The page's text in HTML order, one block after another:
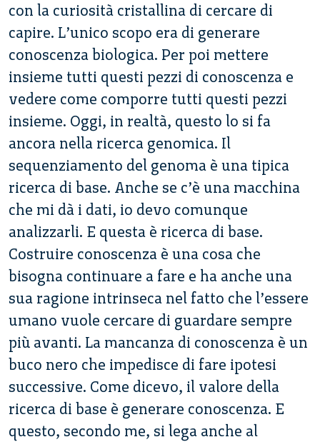
con la curiosità cristallina di cercare di
capire. L’unico scopo era di generare
conoscenza biologica. Per poi mettere
insieme tutti questi pezzi di conoscenza e
vedere come comporre tutti questi pezzi
insieme. Oggi, in realtà, questo lo si fa
ancora nella ricerca genomica. Il
sequenziamento del genoma è una tipica
ricerca di base. Anche se c’è una macchina
che mi dà i dati, io devo comunque
analizzarli. E questa è ricerca di base.
Costruire conoscenza è una cosa che
bisogna continuare a fare e ha anche una
sua ragione intrinseca nel fatto che l’essere
umano vuole cercare di guardare sempre
più avanti. La mancanza di conoscenza è un
buco nero che impedisce di fare ipotesi
successive. Come dicevo, il valore della
ricerca di base è generare conoscenza. E
questo, secondo me, si lega anche al